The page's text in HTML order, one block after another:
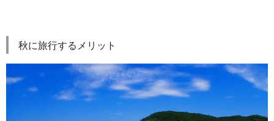
秋に旅行するメリット